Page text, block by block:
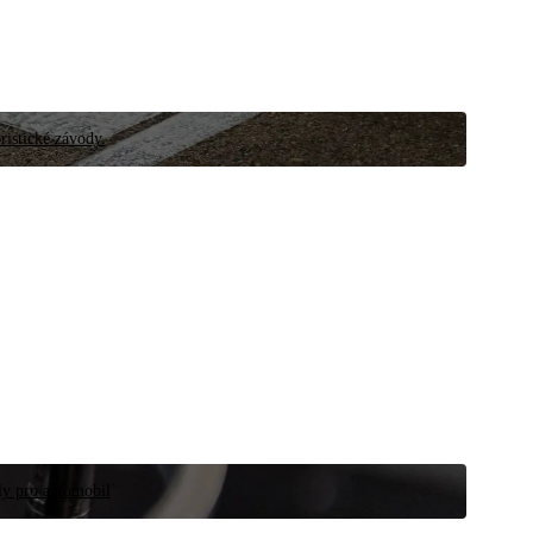
závody.
pro automobil